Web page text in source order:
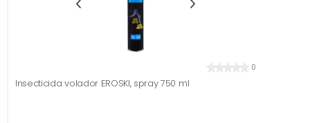
0
Insecticida volador EROSKI, spray 750 ml